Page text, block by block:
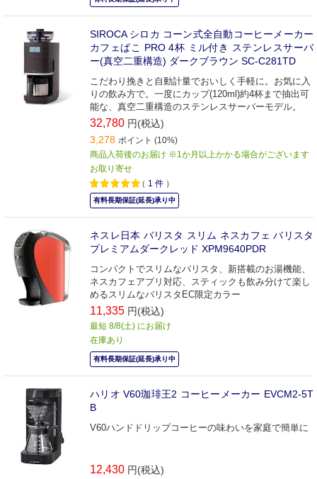
SIROCA シロカ コーン式全自動コーヒーメーカー
カフェばこ PRO 4杯 ミル付き ステンレスサーバ
ー(真空二重構造) ダークブラウン SC-C281TD
こだわり挽きと自動計量でおいしく手軽に。お気に入
りの飲み方で。一度にカップ(120ml)約4杯まで抽出可
能な、真空二重構造のステンレスサーバーモデル。
32,780 円(税込)
3,278 ポイント (10%)
商品入荷後のお届け ※1か月以上かかる場合がございます
お取り寄せ
（ 1 件 ）
有料長期保証(延長)承り中
ネスレ日本 バリスタ スリム ネスカフェ バリスタ
プレミアムダークレッド XPM9640PDR
コンパクトでスリムなバリスタ、新搭載のお湯機能、
ネスカフェアプリ対応、スティックも飲み分けて楽し
めるスリムなバリスタEC限定カラー
11,335 円(税込)
最短 8/8(土) にお届け
在庫あり
有料長期保証(延長)承り中
ハリオ V60珈琲王2 コーヒーメーカー EVCM2-5T
B
V60ハンドドリップコーヒーの味わいを家庭で簡単に
12,430 円(税込)